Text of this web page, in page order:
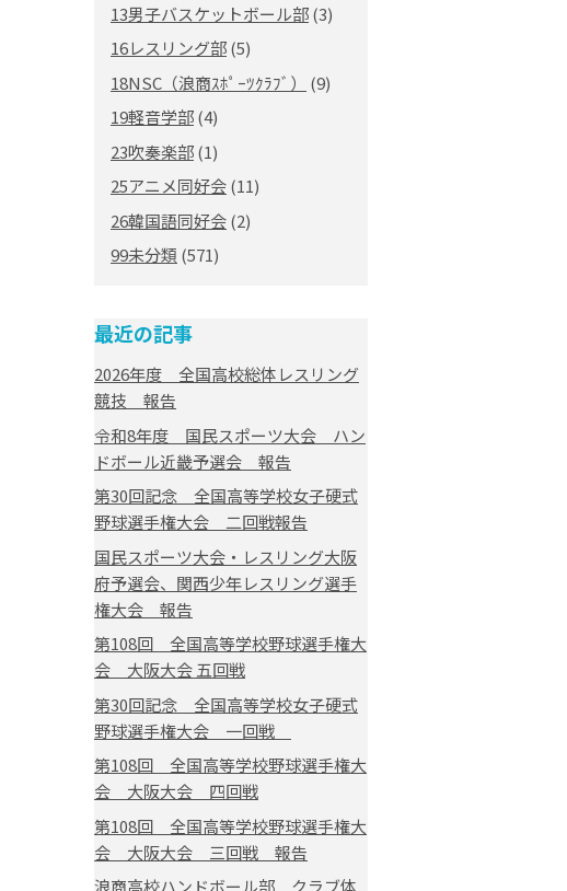
13男子バスケットボール部(3)
16レスリング部(5)
18NSC（浪商ｽﾎﾟｰﾂｸﾗﾌﾞ）
(9)
19軽音学部(4)
23吹奏楽部(1)
25アニメ同好会(11)
26韓国語同好会(2)
99未分類 (571)
最近の記事
2026年度 全国高校総体レスリング
競技 報告
令和8年度 国民スポーツ大会 ハン
ドボール近畿予選会 報告
第30回記念 全国高等学校女子硬式
野球選手権大会 二回戦報告
国民スポーツ大会・レスリング大阪
府予選会、関西少年レスリング選手
権大会 報告
第108回 全国高等学校野球選手権大
会 大阪大会 五回戦
第30回記念 全国高等学校女子硬式
野球選手権大会 一回戦
第108回 全国高等学校野球選手権大
会 大阪大会 四回戦
第108回 全国高等学校野球選手権大
会 大阪大会 三回戦 報告
浪商高校ハンドボール部 クラブ体